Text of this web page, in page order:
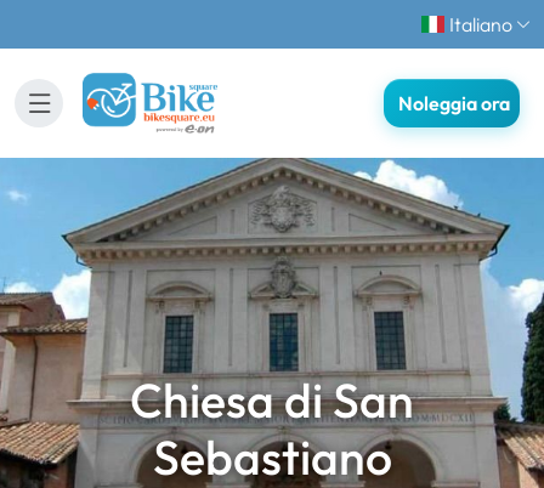
Italiano
Noleggia ora
Chiesa di San
Sebastiano